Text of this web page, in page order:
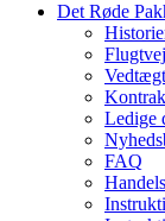
Det Røde
Ledige
FAQ